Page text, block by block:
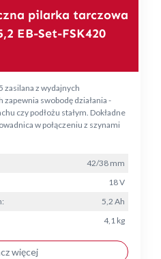
pilarka tarczowa
EB-Set-FSK420
zasilana z wydajnych
swobodę działania -
czy podłożu stałym. Dokładne
w połączeniu z szynami
42/38 mm
18 V
5,2 Ah
4,1 kg
więcej